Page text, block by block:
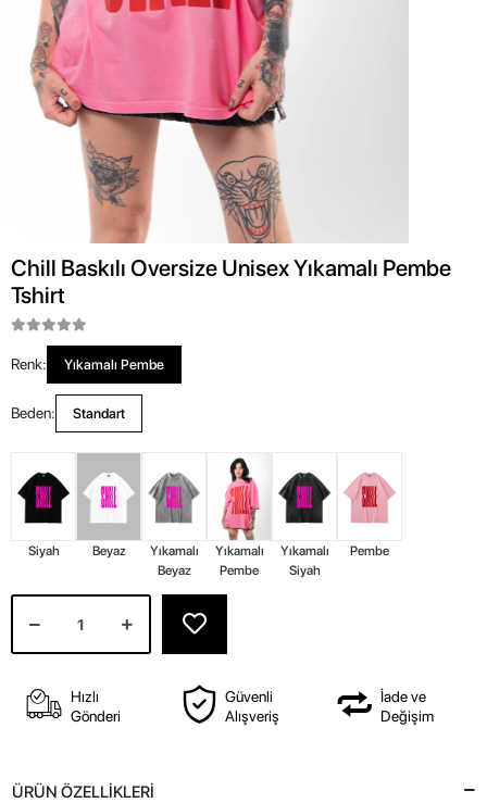
Chill Baskılı Oversize Unisex Yıkamalı Pembe
Tshirt
Renk: Yıkamalı Pembe
Beden: Standart
Siyah Beyaz
Yıkamalı
Beyaz
Yıkamalı
Pembe
Yıkamalı
Siyah
Pembe
Hızlı
Gönderi
Güvenli
Alışveriş
İade ve
Değişim
ÜRÜN ÖZELLİKLERİ